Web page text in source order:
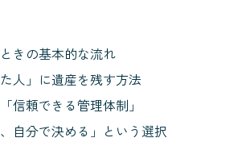
きの基本的な流れ
人」に遺産を残す方法
信頼できる管理体制」
自分で決める」という選択